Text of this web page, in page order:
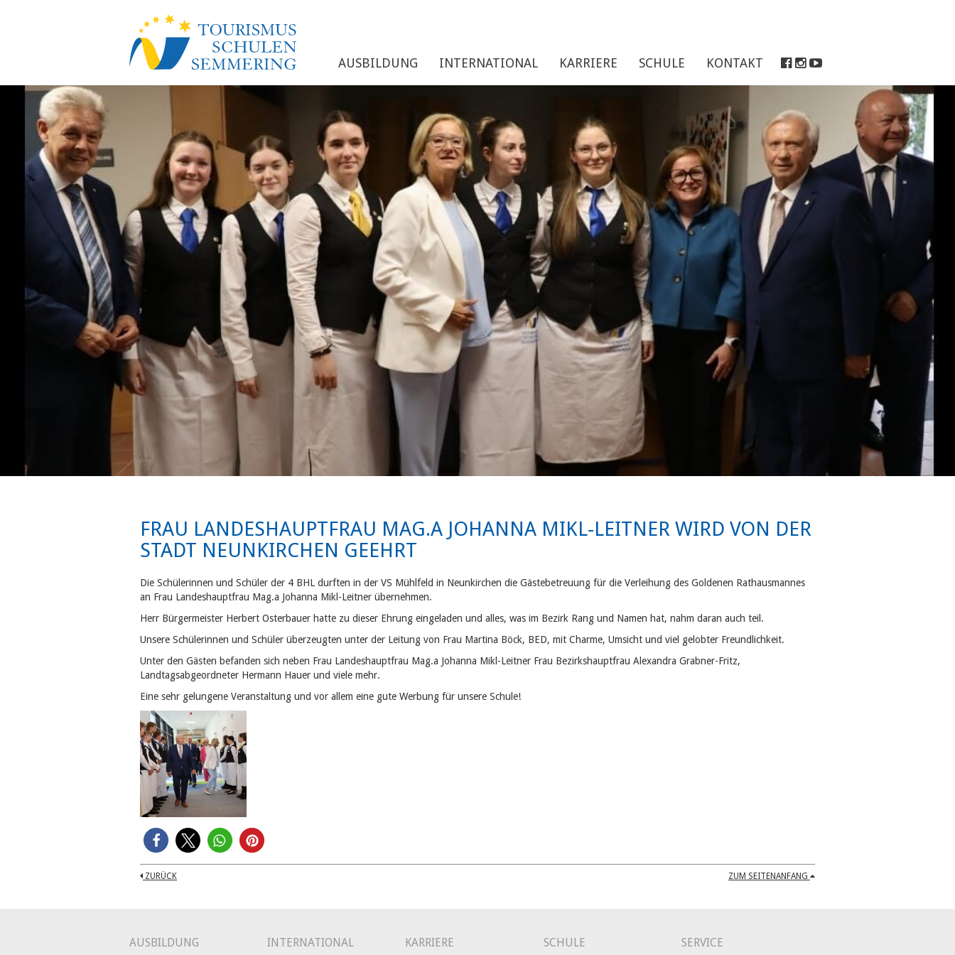
AUSBILDUNG INTERNATIONAL KARRIERE SCHULE KONTAKT
FRAU LANDESHAUPTFRAU MAG.A JOHANNA MIKL-LEITNER WIRD VON DER
STADT NEUNKIRCHEN GEEHRT
Die Schülerinnen und Schüler der 4 BHL durften in der VS Mühlfeld in Neunkirchen die Gästebetreuung für die Verleihung des Goldenen Rathausmannes
an Frau Landeshauptfrau Mag.a Johanna Mikl-Leitner übernehmen.
Herr Bürgermeister Herbert Osterbauer hatte zu dieser Ehrung eingeladen und alles, was im Bezirk Rang und Namen hat, nahm daran auch teil.
Unsere Schülerinnen und Schüler überzeugten unter der Leitung von Frau Martina Böck, BED, mit Charme, Umsicht und viel gelobter Freundlichkeit.
Unter den Gästen befanden sich neben Frau Landeshauptfrau Mag.a Johanna Mikl-Leitner Frau Bezirkshauptfrau Alexandra Grabner-Fritz,
Landtagsabgeordneter Hermann Hauer und viele mehr.
Eine sehr gelungene Veranstaltung und vor allem eine gute Werbung für unsere Schule!
ZURÜCK ZUM SEITENANFANG
AUSBILDUNG INTERNATIONAL KARRIERE SCHULE SERVICE